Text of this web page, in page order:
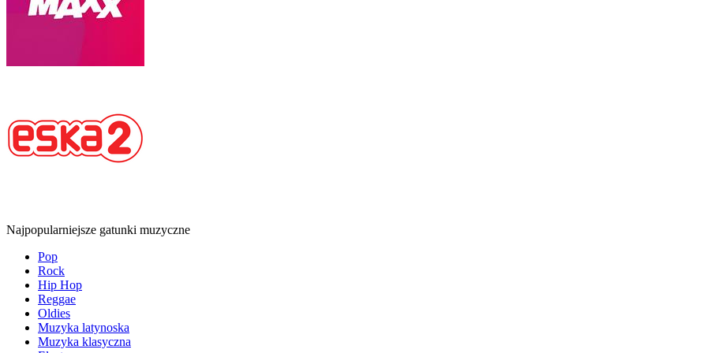
Najpopularniejsze gatunki muzyczne
Pop
Rock
Hip Hop
Reggae
Oldies
Muzyka latynoska
Muzyka klasyczna